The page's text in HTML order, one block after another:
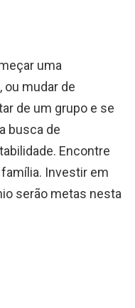
uma
ou mudar de
de um grupo e se
busca de
Encontre
Investir em
serão metas nesta